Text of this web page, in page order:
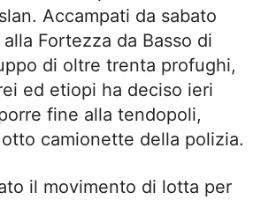
Accampati da sabato
Fortezza da Basso di
di oltre trenta profughi,
ed etiopi ha deciso ieri
fine alla tendopoli,
otto camionette della polizia.
il movimento di lotta per